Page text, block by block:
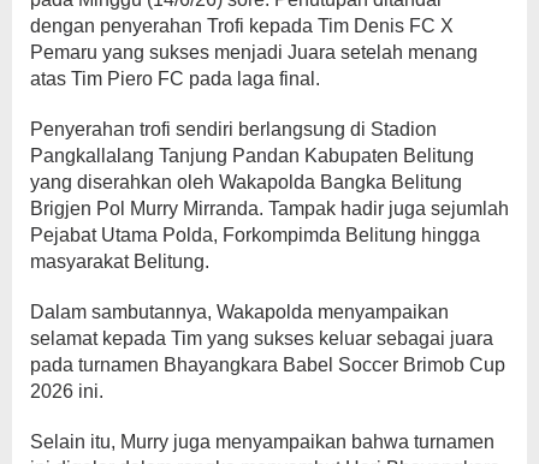
dengan penyerahan Trofi kepada Tim Denis FC X
Pemaru yang sukses menjadi Juara setelah menang
atas Tim Piero FC pada laga final.
Penyerahan trofi sendiri berlangsung di Stadion
Pangkallalang Tanjung Pandan Kabupaten Belitung
yang diserahkan oleh Wakapolda Bangka Belitung
Brigjen Pol Murry Mirranda. Tampak hadir juga sejumlah
Pejabat Utama Polda, Forkompimda Belitung hingga
masyarakat Belitung.
Dalam sambutannya, Wakapolda menyampaikan
selamat kepada Tim yang sukses keluar sebagai juara
pada turnamen Bhayangkara Babel Soccer Brimob Cup
2026 ini.
Selain itu, Murry juga menyampaikan bahwa turnamen